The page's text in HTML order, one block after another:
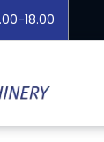
18.00